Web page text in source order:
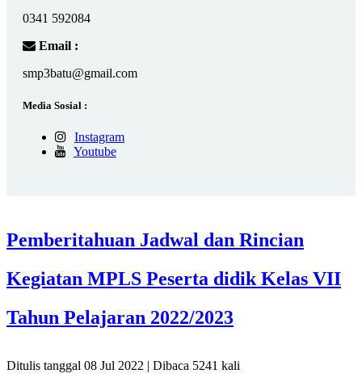
0341 592084
Email :
smp3batu@gmail.com
Media Sosial :
Instagram
Youtube
Pemberitahuan Jadwal dan Rincian
Kegiatan MPLS Peserta didik Kelas VII
Tahun Pelajaran 2022/2023
Ditulis tanggal 08 Jul 2022 | Dibaca 5241 kali